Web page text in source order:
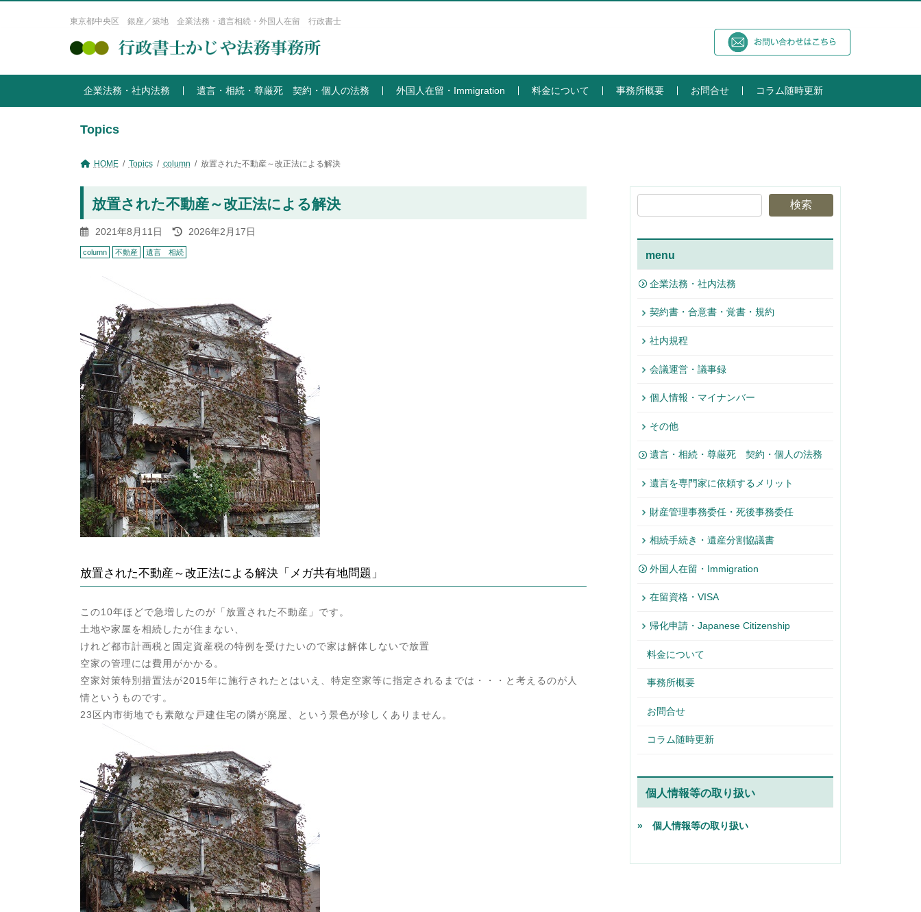
へ
キ
ョ
に
東京都中央区 銀座／築地 企業法務・遺言相続・外国人在留 行政書士
企業法務・社内法務 遺言・相続・尊厳死 契約・個人の法務 外国人在留・Immigration 料金について 事務所概要 お問合せ コラム随時更新
Topics
HOME Topics column 放置された不動産～改正法による解決
放置された不動産～改正法による解決
2021年8月11日
最
:
2026年2月17日
column 不動産 遺言 相続
放置された不動産～改正法による解決「メガ共有地問題」
この10年ほどで急増したのが「放置された不動産」です。
土地や家屋を相続したが住まない、
けれど都市計画税と固定資産税の特例を受けたいので家は解体しないで放置
空家の管理には費用がかかる。
空家対策特別措置法が2015年に施行されたとはいえ、特定空家等に指定されるまでは・・・と考えるのが人
情というものです。
23区内市街地でも素敵な戸建住宅の隣が廃屋、という景色が珍しくありません。
検索
menu
企業法務・社内法務
契約書・合意書・覚書・規約
社内規程
会議運営・議事録
個人情報・マイナンバー
その他
遺言・相続・尊厳死 契約・個人の法務
遺言を専門家に依頼するメリット
財産管理事務委任・死後事務委任
相続手続き・遺産分割協議書
外国人在留・Immigration
在留資格・VISA
帰化申請・Japanese Citizenship
料金について
事務所概要
お問合せ
コラム随時更新
個人情報等の取り扱い
» 個人情報等の取り扱い